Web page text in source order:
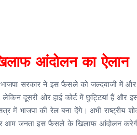
आंदोलन का ऐलान
सरकार ने इस फैसले को जल्दबाजी में और
लेकिन दूसरी ओर हाई कोर्ट में छुट्टियां हैं और
में भाजपा की रेल बना देंगे। अभी राष्ट्रीय
आम जनता इस फैसले के खिलाफ आंदोलन